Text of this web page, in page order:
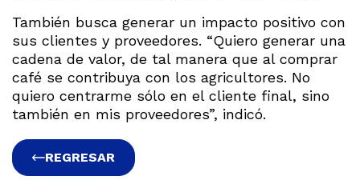
También busca generar un impacto positivo con
sus clientes y proveedores. “Quiero generar una
cadena de valor, de tal manera que al comprar
café se contribuya con los agricultores. No
quiero centrarme sólo en el cliente final, sino
también en mis proveedores”, indicó.
REGRESAR